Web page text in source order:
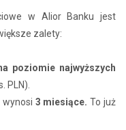
w Alior Banku jest
zalety:
poziomie najwyższych
PLN).
wynosi 3 miesiące. To już